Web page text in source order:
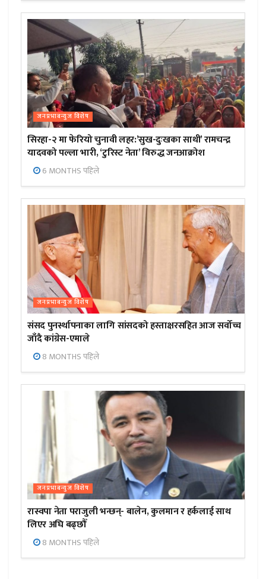
जनप्रभाबन्युज विशेष
सिरहा-२ मा फेरियो चुनावी लहर:’सुख-दुःखका साथी’ रामचन्द्र
यादवको पल्ला भारी, ‘टुरिस्ट नेता’ विरुद्ध जनआक्रोश
6 MONTHS पहिले
जनप्रभाबन्युज विशेष
संसद पुनर्स्थापनाका लागि सांसदको हस्ताक्षरसहित आज सर्वोच्च
जाँदै कांग्रेस-एमाले
8 MONTHS पहिले
जनप्रभाबन्युज विशेष
रास्वपा नेता पराजुली भन्छन्- बालेन, कुलमान र हर्कलाई साथ
लिएर अघि बढ्छौँ
8 MONTHS पहिले